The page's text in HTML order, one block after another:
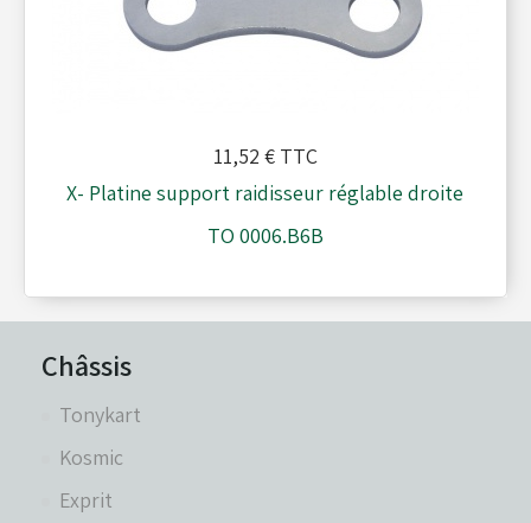
11,52 € TTC
X- Platine support raidisseur réglable droite
TO 0006.B6B
Châssis
Tonykart
Kosmic
Exprit